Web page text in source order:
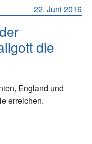
22. Juni 2016
die
England und
erreichen.